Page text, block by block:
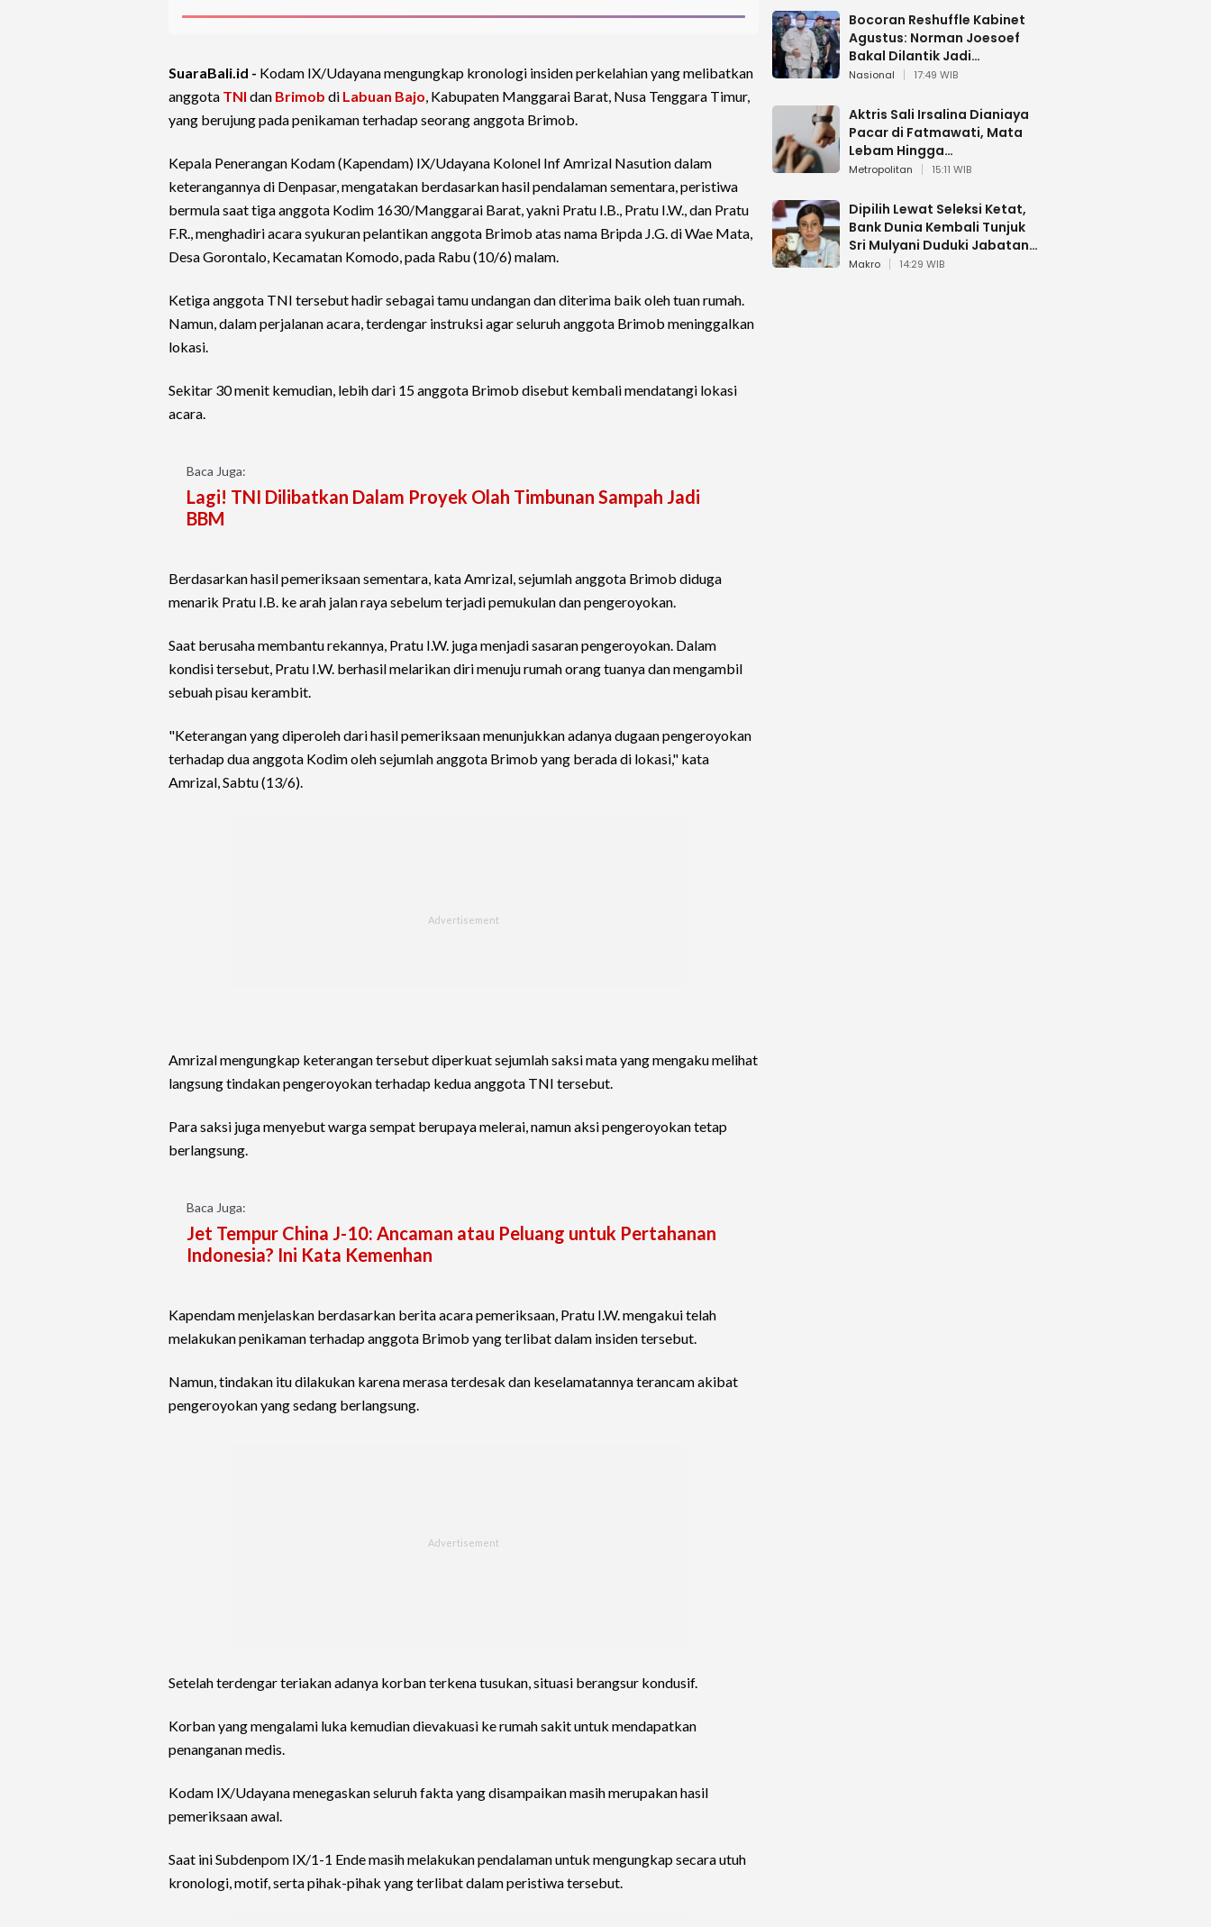
SuaraBali.id - Kodam IX/Udayana mengungkap kronologi insiden perkelahian yang melibatkan
anggota TNI dan Brimob di Labuan Bajo, Kabupaten Manggarai Barat, Nusa Tenggara Timur,
yang berujung pada penikaman terhadap seorang anggota Brimob.
Kepala Penerangan Kodam (Kapendam) IX/Udayana Kolonel Inf Amrizal Nasution dalam
keterangannya di Denpasar, mengatakan berdasarkan hasil pendalaman sementara, peristiwa
bermula saat tiga anggota Kodim 1630/Manggarai Barat, yakni Pratu I.B., Pratu I.W., dan Pratu
F.R., menghadiri acara syukuran pelantikan anggota Brimob atas nama Bripda J.G. di Wae Mata,
Desa Gorontalo, Kecamatan Komodo, pada Rabu (10/6) malam.
Ketiga anggota TNI tersebut hadir sebagai tamu undangan dan diterima baik oleh tuan rumah.
Namun, dalam perjalanan acara, terdengar instruksi agar seluruh anggota Brimob meninggalkan
lokasi.
Sekitar 30 menit kemudian, lebih dari 15 anggota Brimob disebut kembali mendatangi lokasi
acara.
Baca Juga:
Lagi! TNI Dilibatkan Dalam Proyek Olah Timbunan Sampah Jadi
BBM
Berdasarkan hasil pemeriksaan sementara, kata Amrizal, sejumlah anggota Brimob diduga
menarik Pratu I.B. ke arah jalan raya sebelum terjadi pemukulan dan pengeroyokan.
Saat berusaha membantu rekannya, Pratu I.W. juga menjadi sasaran pengeroyokan. Dalam
kondisi tersebut, Pratu I.W. berhasil melarikan diri menuju rumah orang tuanya dan mengambil
sebuah pisau kerambit.
"Keterangan yang diperoleh dari hasil pemeriksaan menunjukkan adanya dugaan pengeroyokan
terhadap dua anggota Kodim oleh sejumlah anggota Brimob yang berada di lokasi," kata
Amrizal, Sabtu (13/6).
Amrizal mengungkap keterangan tersebut diperkuat sejumlah saksi mata yang mengaku melihat
langsung tindakan pengeroyokan terhadap kedua anggota TNI tersebut.
Para saksi juga menyebut warga sempat berupaya melerai, namun aksi pengeroyokan tetap
berlangsung.
Baca Juga:
Jet Tempur China J-10: Ancaman atau Peluang untuk Pertahanan
Indonesia? Ini Kata Kemenhan
Kapendam menjelaskan berdasarkan berita acara pemeriksaan, Pratu I.W. mengakui telah
melakukan penikaman terhadap anggota Brimob yang terlibat dalam insiden tersebut.
Namun, tindakan itu dilakukan karena merasa terdesak dan keselamatannya terancam akibat
pengeroyokan yang sedang berlangsung.
Setelah terdengar teriakan adanya korban terkena tusukan, situasi berangsur kondusif.
Korban yang mengalami luka kemudian dievakuasi ke rumah sakit untuk mendapatkan
penanganan medis.
Kodam IX/Udayana menegaskan seluruh fakta yang disampaikan masih merupakan hasil
pemeriksaan awal.
Saat ini Subdenpom IX/1-1 Ende masih melakukan pendalaman untuk mengungkap secara utuh
kronologi, motif, serta pihak-pihak yang terlibat dalam peristiwa tersebut.
Bocoran Reshuffle Kabinet
Agustus: Norman Joesoef
Bakal Dilantik Jadi
Wamenhan RI
Nasional 17:49 WIB
Aktris Sali Irsalina Dianiaya
Pacar di Fatmawati, Mata
Lebam Hingga
Diselamatkan Polantas
Metropolitan 15:11 WIB
Dipilih Lewat Seleksi Ketat,
Bank Dunia Kembali Tunjuk
Sri Mulyani Duduki Jabatan
Strategis
Makro 14:29 WIB